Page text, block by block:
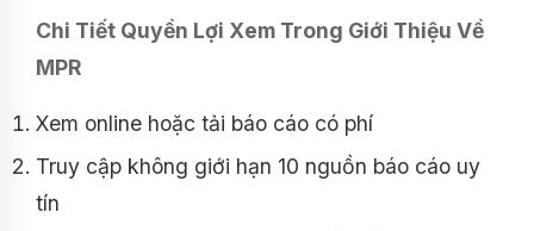
Chi Tiết Quyền Lợi Xem Trong Giới Thiệu Về
MPR
Xem online hoặc tải báo cáo có phí
Truy cập không giới hạn 10 nguồn báo cáo uy
tín